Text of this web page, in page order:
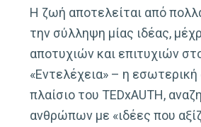
Η ζωή αποτελείται από
την σύλληψη μίας ιδέας,
αποτυχιών και επιτυχιών
«Εντελέχεια» – η
πλαίσιο του TEDxAUTH,
ανθρώπων με «ιδέες που